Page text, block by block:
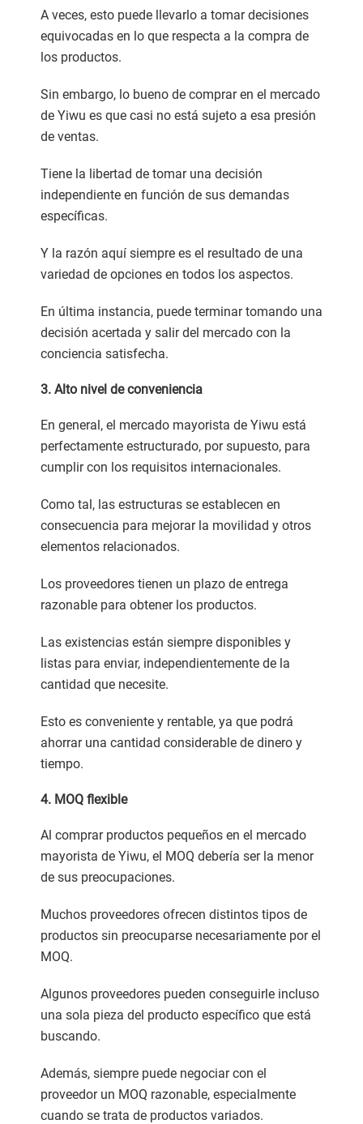
A veces, esto puede llevarlo a tomar decisiones
equivocadas en lo que respecta a la compra de
los productos.
Sin embargo, lo bueno de comprar en el mercado
de Yiwu es que casi no está sujeto a esa presión
de ventas.
Tiene la libertad de tomar una decisión
independiente en función de sus demandas
específicas.
Y la razón aquí siempre es el resultado de una
variedad de opciones en todos los aspectos.
En última instancia, puede terminar tomando una
decisión acertada y salir del mercado con la
conciencia satisfecha.
3. Alto nivel de conveniencia
En general, el mercado mayorista de Yiwu está
perfectamente estructurado, por supuesto, para
cumplir con los requisitos internacionales.
Como tal, las estructuras se establecen en
consecuencia para mejorar la movilidad y otros
elementos relacionados.
Los proveedores tienen un plazo de entrega
razonable para obtener los productos.
Las existencias están siempre disponibles y
listas para enviar, independientemente de la
cantidad que necesite.
Esto es conveniente y rentable, ya que podrá
ahorrar una cantidad considerable de dinero y
tiempo.
4. MOQ flexible
Al comprar productos pequeños en el mercado
mayorista de Yiwu, el MOQ debería ser la menor
de sus preocupaciones.
Muchos proveedores ofrecen distintos tipos de
productos sin preocuparse necesariamente por el
MOQ.
Algunos proveedores pueden conseguirle incluso
una sola pieza del producto específico que está
buscando.
Además, siempre puede negociar con el
proveedor un MOQ razonable, especialmente
cuando se trata de productos variados.